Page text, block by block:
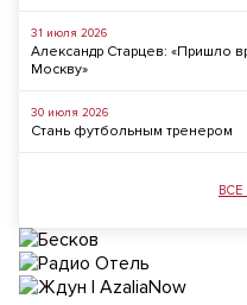
31 июля 2026
Александр Старцев: «Пришло
Москву»
30 июля 2026
Стань футбольным тренером